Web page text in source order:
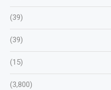
(39)
(39)
(15)
(3,800)